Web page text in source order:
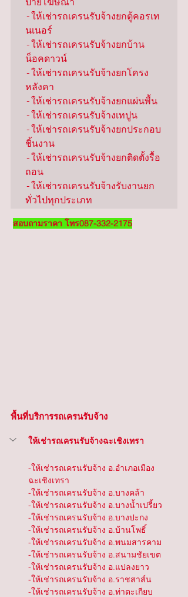
-ให้เช่ารถเครนรับจ้างยกตู้คอรเท
นเนอร์
-ให้เช่ารถเครนรับจ้างยกบ้าน
น็อคดาวน์
-ให้เช่ารถเครนรับจ้างยกโครง
หลังคา
-ให้เช่ารถเครนรับจ้างยกแผ่นพื้น
-ให้เช่ารถเครนรับจ้างเทปูน
-ให้เช่ารถเครนรับจ้างยกประกอบ
ชิ้นงาน
-ให้เช่ารถเครนรับจ้างยกติดตั้งรื้อ
ถอน
-ให้เช่ารถเครนรับจ้างรับงานยก
ทั่วไปทุกประเภท
สอบถามราคา โทร087-332-2175
พื้นที่บริการรถเครนรับจ้าง
ให้เช่ารถเครนรับจ้างฉะเชิงเทรา
-ให้เช่ารถเครนรับจ้าง อ.อำเภอเมือง
ฉะเชิงเทรา
-ให้เช่ารถเครนรับจ้าง อ.บางคล้า
-ให้เช่ารถเครนรับจ้าง อ.บางน้ำเปรี้ยว
-ให้เช่ารถเครนรับจ้าง อ.บางปะกง
-ให้เช่ารถเครนรับจ้าง อ.บ้านโพธิ์
-ให้เช่ารถเครนรับจ้าง อ.พนมสารคาม
-ให้เช่ารถเครนรับจ้าง อ.สนามชัยเขต
-ให้เช่ารถเครนรับจ้าง อ.แปลงยาว
-ให้เช่ารถเครนรับจ้าง อ.ราชสาส์น
-ให้เช่ารถเครนรับจ้าง อ.ท่าตะเกียบ